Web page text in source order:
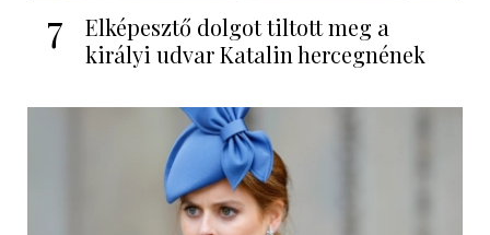
7
Elképesztő dolgot tiltott meg a
királyi udvar Katalin hercegnének